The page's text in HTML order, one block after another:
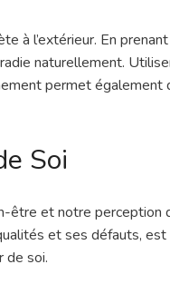
à l’extérieur. En
naturellement.
permet
Soi
être et notre perception
et ses défauts,
de soi.